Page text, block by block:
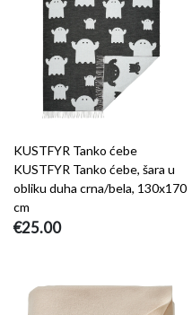
KUSTFYR Tanko ćebe
KUSTFYR Tanko ćebe, šara u
obliku duha crna/bela, 130x170
cm
€25.00